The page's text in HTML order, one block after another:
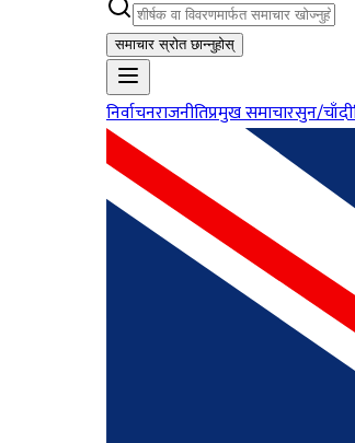
समाचार स्रोत छान्नुहोस्
निर्वाचनराजनीतिप्रमुख समाचारसुन/चाँदी